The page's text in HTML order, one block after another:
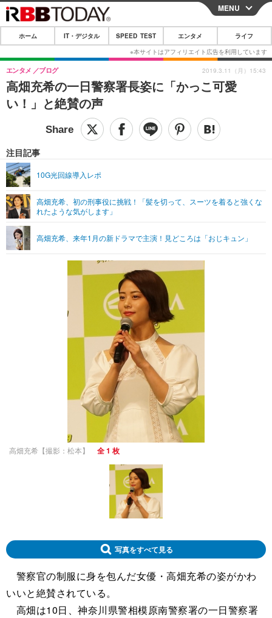
CLOSE
ホーム
IT・デジタル
IT・デジタルTOP スマートフォン
ネタ
ショッピング その他
SPEED TEST
エンタメTOP 映画・ドラマ
グラビア
ショッピング その他
ライフTOP
その他
リリース一覧
プッシュ通知の停止方法
MENU
ホーム IT・デジタル SPEED TEST エンタメ ライフ
高畑充希の一日警察署長姿に「かっこ可愛
い！」と絶賛の声
エンタメ ブログ
注目記事
10G光回線導入レポ
高畑充希、初の刑事役に挑戦！「髪を切って、スーツを着ると強くな
れたような気がします」
高畑充希、来年1月の新ドラマで主演！見どころは「おじキュン」
2019.3.11（月）15:43
高畑充希【撮影：松本】 全 1 枚
写真をすべて見る
警察官の制服に身を包んだ女優・高畑充希の姿がかわ
いいと絶賛されている。
高畑は10日、神奈川県警相模原南警察署の一日警察署